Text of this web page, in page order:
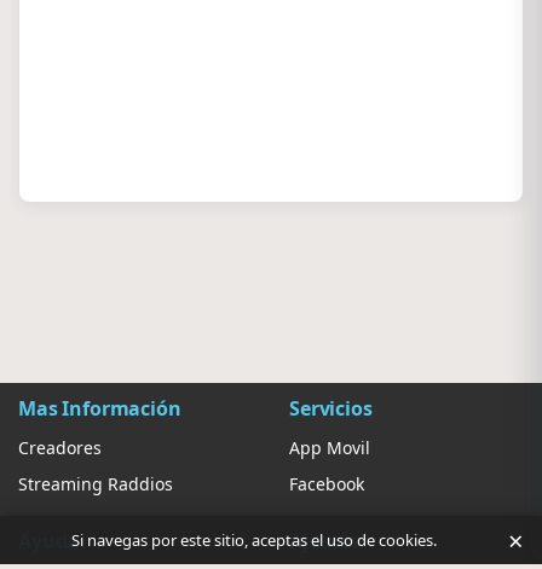
Mas Información
Creadores
Streaming Raddios
Servicios
App Movil
Facebook
Ayuda Ajustes
Si navegas por este sitio, aceptas el uso de cookies. ×